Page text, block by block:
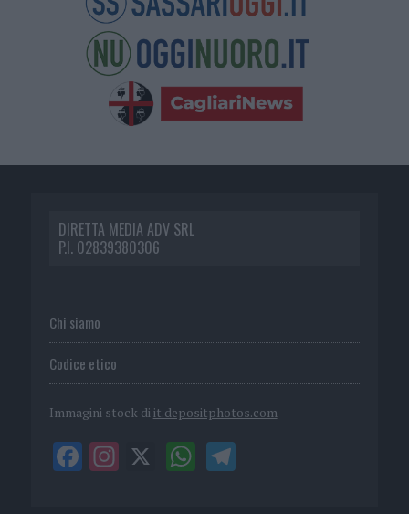
DIRETTA MEDIA ADV SRL
P.I. 02839380306
Chi siamo
Codice etico
Immagini stock di it.depositphotos.com